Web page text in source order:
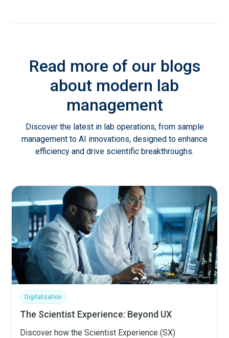
Read more of our blogs
about modern lab
management
Discover the latest in lab operations, from sample
management to AI innovations, designed to enhance
efficiency and drive scientific breakthroughs.
Digitalization
The Scientist Experience: Beyond UX
Discover how the Scientist Experience (SX)